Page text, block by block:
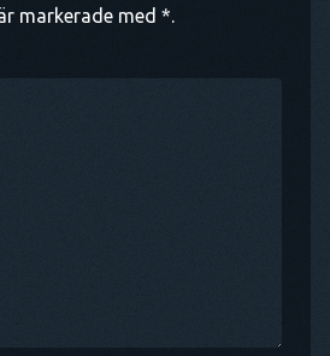
markerade med *.